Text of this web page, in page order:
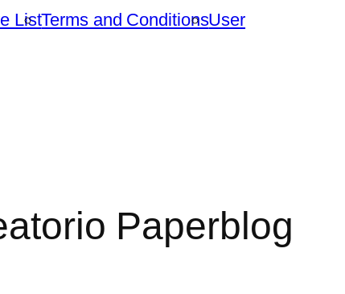
ListTerms and ConditionsUser
Paperblog